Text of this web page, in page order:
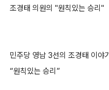
조경태 의원의 "원칙있는 승리"
민주당 영남 3선의 조경태 이야기
“원칙있는 승리”